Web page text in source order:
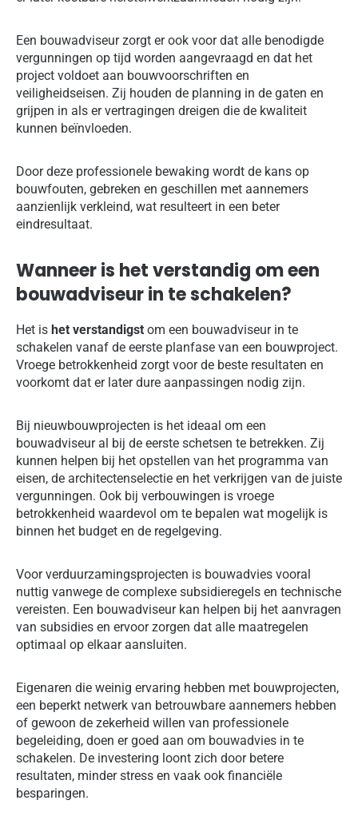
Een bouwadviseur zorgt er ook voor dat alle benodigde
vergunningen op tijd worden aangevraagd en dat het
project voldoet aan bouwvoorschriften en
veiligheidseisen. Zij houden de planning in de gaten en
grijpen in als er vertragingen dreigen die de kwaliteit
kunnen beïnvloeden.
Door deze professionele bewaking wordt de kans op
bouwfouten, gebreken en geschillen met aannemers
aanzienlijk verkleind, wat resulteert in een beter
eindresultaat.
Wanneer is het verstandig om een
bouwadviseur in te schakelen?
Het is het verstandigst om een bouwadviseur in te
schakelen vanaf de eerste planfase van een bouwproject.
Vroege betrokkenheid zorgt voor de beste resultaten en
voorkomt dat er later dure aanpassingen nodig zijn.
Bij nieuwbouwprojecten is het ideaal om een
bouwadviseur al bij de eerste schetsen te betrekken. Zij
kunnen helpen bij het opstellen van het programma van
eisen, de architectenselectie en het verkrijgen van de juiste
vergunningen. Ook bij verbouwingen is vroege
betrokkenheid waardevol om te bepalen wat mogelijk is
binnen het budget en de regelgeving.
Voor verduurzamingsprojecten is bouwadvies vooral
nuttig vanwege de complexe subsidieregels en technische
vereisten. Een bouwadviseur kan helpen bij het aanvragen
van subsidies en ervoor zorgen dat alle maatregelen
optimaal op elkaar aansluiten.
Eigenaren die weinig ervaring hebben met bouwprojecten,
een beperkt netwerk van betrouwbare aannemers hebben
of gewoon de zekerheid willen van professionele
begeleiding, doen er goed aan om bouwadvies in te
schakelen. De investering loont zich door betere
resultaten, minder stress en vaak ook financiële
besparingen.